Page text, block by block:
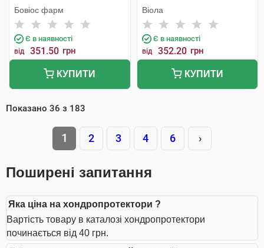
Бовіос фарм
Є в наявності
від 351.50 грн
КУПИТИ
Віола
Є в наявності
від 352.20 грн
КУПИТИ
Показано 36 з 183
1 2 3 4 6 ›
Поширені запитання
Яка ціна на хондропротектори ?
Вартість товару в каталозі хондропротектори
починається від 40 грн.